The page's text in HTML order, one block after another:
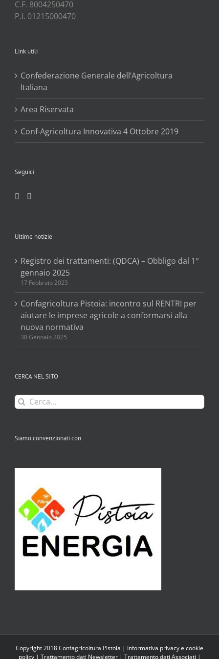
C.F. 8004250470
P.I. 01215000470
Link utili
Confederazione Generale dell’Agricoltura
Italiana
Area Riservata
Conf-Agricoltura Innovativa 4 Ottobre 2019
Seguici
Ultime notizie
Registro dei trattamenti: (QDCA) – Obbligo dal 1°
gennaio 2025
17 Febbraio 2025
Confagricoltura Pistoia: incontro sul RENTRI per
aiutare le imprese agricole a conformarsi alla
nuova normativa
30 Gennaio 2025
CERCA NEL SITO
Cerca
per:
Siamo convenzionati con
Copyright 2018 Confagricoltura Pistoia | Informativa privacy e cookie
policy| Trattamento dati Newsletter| Trattamento dati Associati |